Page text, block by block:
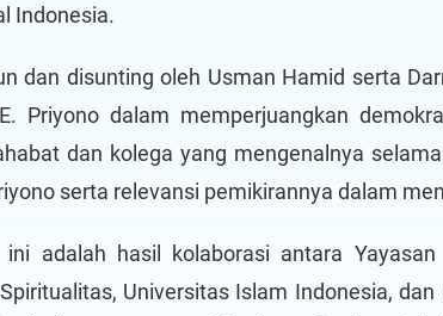
Indonesia.
dan disunting oleh Usman Hamid serta
Priyono dalam memperjuangkan
dan kolega yang mengenalnya
serta relevansi pemikirannya dalam
ini adalah hasil kolaborasi antara
Universitas Islam Indonesia,